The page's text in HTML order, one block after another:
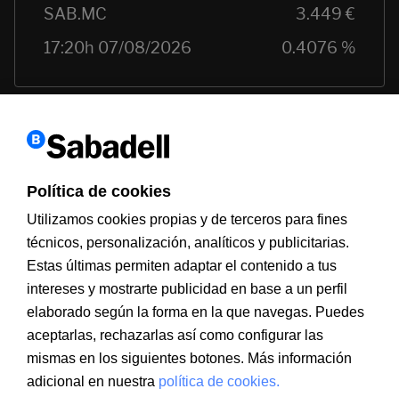
Información a clientesPSD2
MIFIDDocumentación PRIIPS
Aviso legalPolítica de cookies
Seguridad Atención al cliente
Política de cookies
Utilizamos cookies propias y de terceros para fines
técnicos, personalización, analíticos y publicitarias.
Estas últimas permiten adaptar el contenido a tus
intereses y mostrarte publicidad en base a un perfil
elaborado según la forma en la que navegas. Puedes
aceptarlas, rechazarlas así como configurar las
mismas en los siguientes botones. Más información
adicional en nuestra política de cookies.